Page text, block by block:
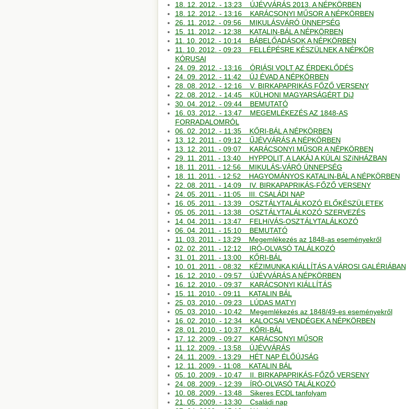
18. 12. 2012. - 13:23 ÚJÉVVÁRÁS 2013. A NÉPKÖRBEN
18. 12. 2012. - 13:16 KARÁCSONYI MŰSOR A NÉPKÖRBEN
26. 11. 2012. - 09:56 MIKULÁSVÁRÓ ÜNNEPSÉG
15. 11. 2012. - 12:38 KATALIN-BÁL A NÉPKÖRBEN
11. 10. 2012. - 10:14 BÁBELŐADÁSOK A NÉPKÖRBEN
11. 10. 2012. - 09:23 FELLÉPÉSRE KÉSZÜLNEK A NÉPKÖR
KÓRUSAI
24. 09. 2012. - 13:16 ÓRIÁSI VOLT AZ ÉRDEKLŐDÉS
24. 09. 2012. - 11:42 ÚJ ÉVAD A NÉPKÖRBEN
28. 08. 2012. - 12:16 V. BIRKAPAPRIKÁS FŐZŐ VERSENY
22. 08. 2012. - 14:45 KÜLHONI MAGYARSÁGÉRT DíJ
30. 04. 2012. - 09:44 BEMUTATÓ
16. 03. 2012. - 13:47 MEGEMLÉKEZÉS AZ 1848-AS
FORRADALOMRÓL
06. 02. 2012. - 11:35 KŐRI-BÁL A NÉPKÖRBEN
13. 12. 2011. - 09:12 ŰJÉVVÁRÁS A NÉPKÖRBEN
13. 12. 2011. - 09:07 KARÁCSONYI MŰSOR A NÉPKÖRBEN
29. 11. 2011. - 13:40 HYPPOLIT, A LAKÁJ A KÚLAI SZíNHÁZBAN
18. 11. 2011. - 12:56 MIKULÁS-VÁRÓ ÜNNEPSÉG
18. 11. 2011. - 12:52 HAGYOMÁNYOS KATALIN-BÁL A NÉPKÖRBEN
22. 08. 2011. - 14:09 IV. BIRKAPAPRIKÁS-FŐZŐ VERSENY
24. 05. 2011. - 11:05 III. CSALÁDI NAP
16. 05. 2011. - 13:39 OSZTÁLYTALÁLKOZÓ ELŐKÉSZÜLETEK
05. 05. 2011. - 13:38 OSZTÁLYTALÁLKOZÓ SZERVEZÉS
14. 04. 2011. - 13:47 FELHíVÁS-OSZTÁLYTALÁLKOZÓ
06. 04. 2011. - 15:10 BEMUTATÓ
11. 03. 2011. - 13:29 Megemlékezés az 1848-as eseményekről
02. 02. 2011. - 12:12 IRÓ-OLVASÓ TALÁLKOZÓ
31. 01. 2011. - 13:00 KŐRI-BÁL
10. 01. 2011. - 08:32 KÉZIMUNKA KIÁLLÍTÁS A VÁROSI GALÉRIÁBAN
16. 12. 2010. - 09:57 ÚJÉVVÁRÁS A NÉPKÖRBEN
16. 12. 2010. - 09:37 KARÁCSONYI KIÁLLÍTÁS
15. 11. 2010. - 09:11 KATALIN BÁL
25. 03. 2010. - 09:23 LÚDAS MATYI
05. 03. 2010. - 10:42 Megemlékezés az 1848/49-es eseményekről
16. 02. 2010. - 12:34 KALOCSAI VENDÉGEK A NÉPKÖRBEN
28. 01. 2010. - 10:37 KŐRI-BÁL
17. 12. 2009. - 09:27 KARÁCSONYI MŰSOR
11. 12. 2009. - 13:58 ÚJÉVVÁRÁS
24. 11. 2009. - 13:29 HÉT NAP ÉLŐÚJSÁG
12. 11. 2009. - 11:08 KATALIN BÁL
05. 10. 2009. - 10:47 II. BIRKAPAPRIKÁS-FŐZŐ VERSENY
24. 08. 2009. - 12:39 ÍRÓ-OLVASÓ TALÁLKOZÓ
10. 08. 2009. - 13:48 Sikeres ECDL tanfolyam
21. 05. 2009. - 13:30 Családi nap